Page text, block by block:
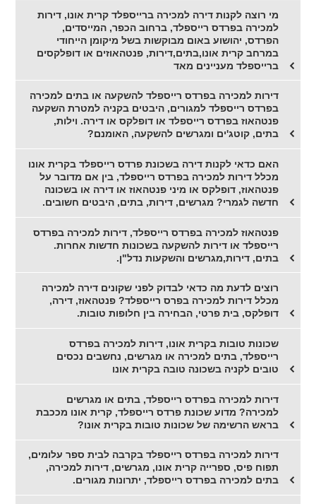
מי רוצה לקנות דירה למכירה ברייספלד קרית אונו, דירות
למכירה בפרדס רייספלד, ברחוב הכפר, המייסדים,
הפרדס, יהושוע באום מבוקשות בשל מיקומן הייחודי
במרחב קרית אונו,בתים,דירות, פנטהאוזים או דופלקסים
ברייספלד מעניינים מאד
דירות למכירה בפרדס רייספלד להשקעה או בתים למכירה
בפרדס רייספלד למגורים, היבטים בקניה למטרת השקעה
פנטהאוז בפרדס רייספלד או דופלקס או דירה. וילות,
בתים, קוטג'ים ומגרשים להשקעה, האומנם?
האם כדאי לקנות דירה בשכונת פרדס רייספלד בקרית אונו
מכלל דירות למכירה בפרדס רייספלד, בין אם מדובר על
פנטהאוז, דופלקס או מיני פנטהאוז או דירה או בשכונה
חדשה לגמרי? מגרשים, דירות, בתים, היבטים חשובים.
פנטהאוז למכירה בפרדס רייספלד, דירות למכירה בפרדס
רייספלד או דירות להשקעה בשכונות חדשות אחרות.
בתים, דירות,מגרשים והשקעות נדל"ן.
רוצים לדעת מה כדאי לבדוק לפני שקונים דירה למכירה
מכלל דירות למכירה בפרס רייספלד? פנטהאוז, דירה,
דופלקס, בית פרטי, הבחירה בין חלופות טובות.
שכונות טובות בקרית אונו, דירות למכירה בפרדס
רייספלד, בתים למכירה או מגרשים, נחשבים נכסים
טובים לקניה בשכונה טובה בקרית אונו
דירות למכירה בפרדס רייספלד, בתים או מגרשים
למכירה? מדוע שכונת פרדס רייספלד, קרית אונו מככבת
בראש הרשימה של שכונות טובות בקרית אונו?
דירות למכירה בפרדס רייספלד בקרבה לבית ספר עלומים,
תפוח פיס, ספרייה קרית אונו, מגרשים, דירות למכירה,
בתים למכירה בפרדס רייספלד, יתרונות מגורים.